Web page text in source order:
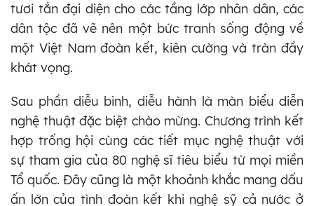
tươi tắn đại diện cho các tầng lớp nhân dân, các
dân tộc đã vẽ nên một bức tranh sống động về
một Việt Nam đoàn kết, kiên cường và tràn đầy
khát vọng.
Sau phần diễu binh, diễu hành là màn biểu diễn
nghệ thuật đặc biệt chào mừng. Chương trình kết
hợp trống hội cùng các tiết mục nghệ thuật với
sự tham gia của 80 nghệ sĩ tiêu biểu từ mọi miền
Tổ quốc. Đây cũng là một khoảnh khắc mang dấu
ấn lớn của tình đoàn kết khi nghệ sỹ cả nước ở